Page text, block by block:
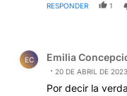
RESPONDER 1
EC Emilia
20 DE ABRIL DE 2023
Por decir la